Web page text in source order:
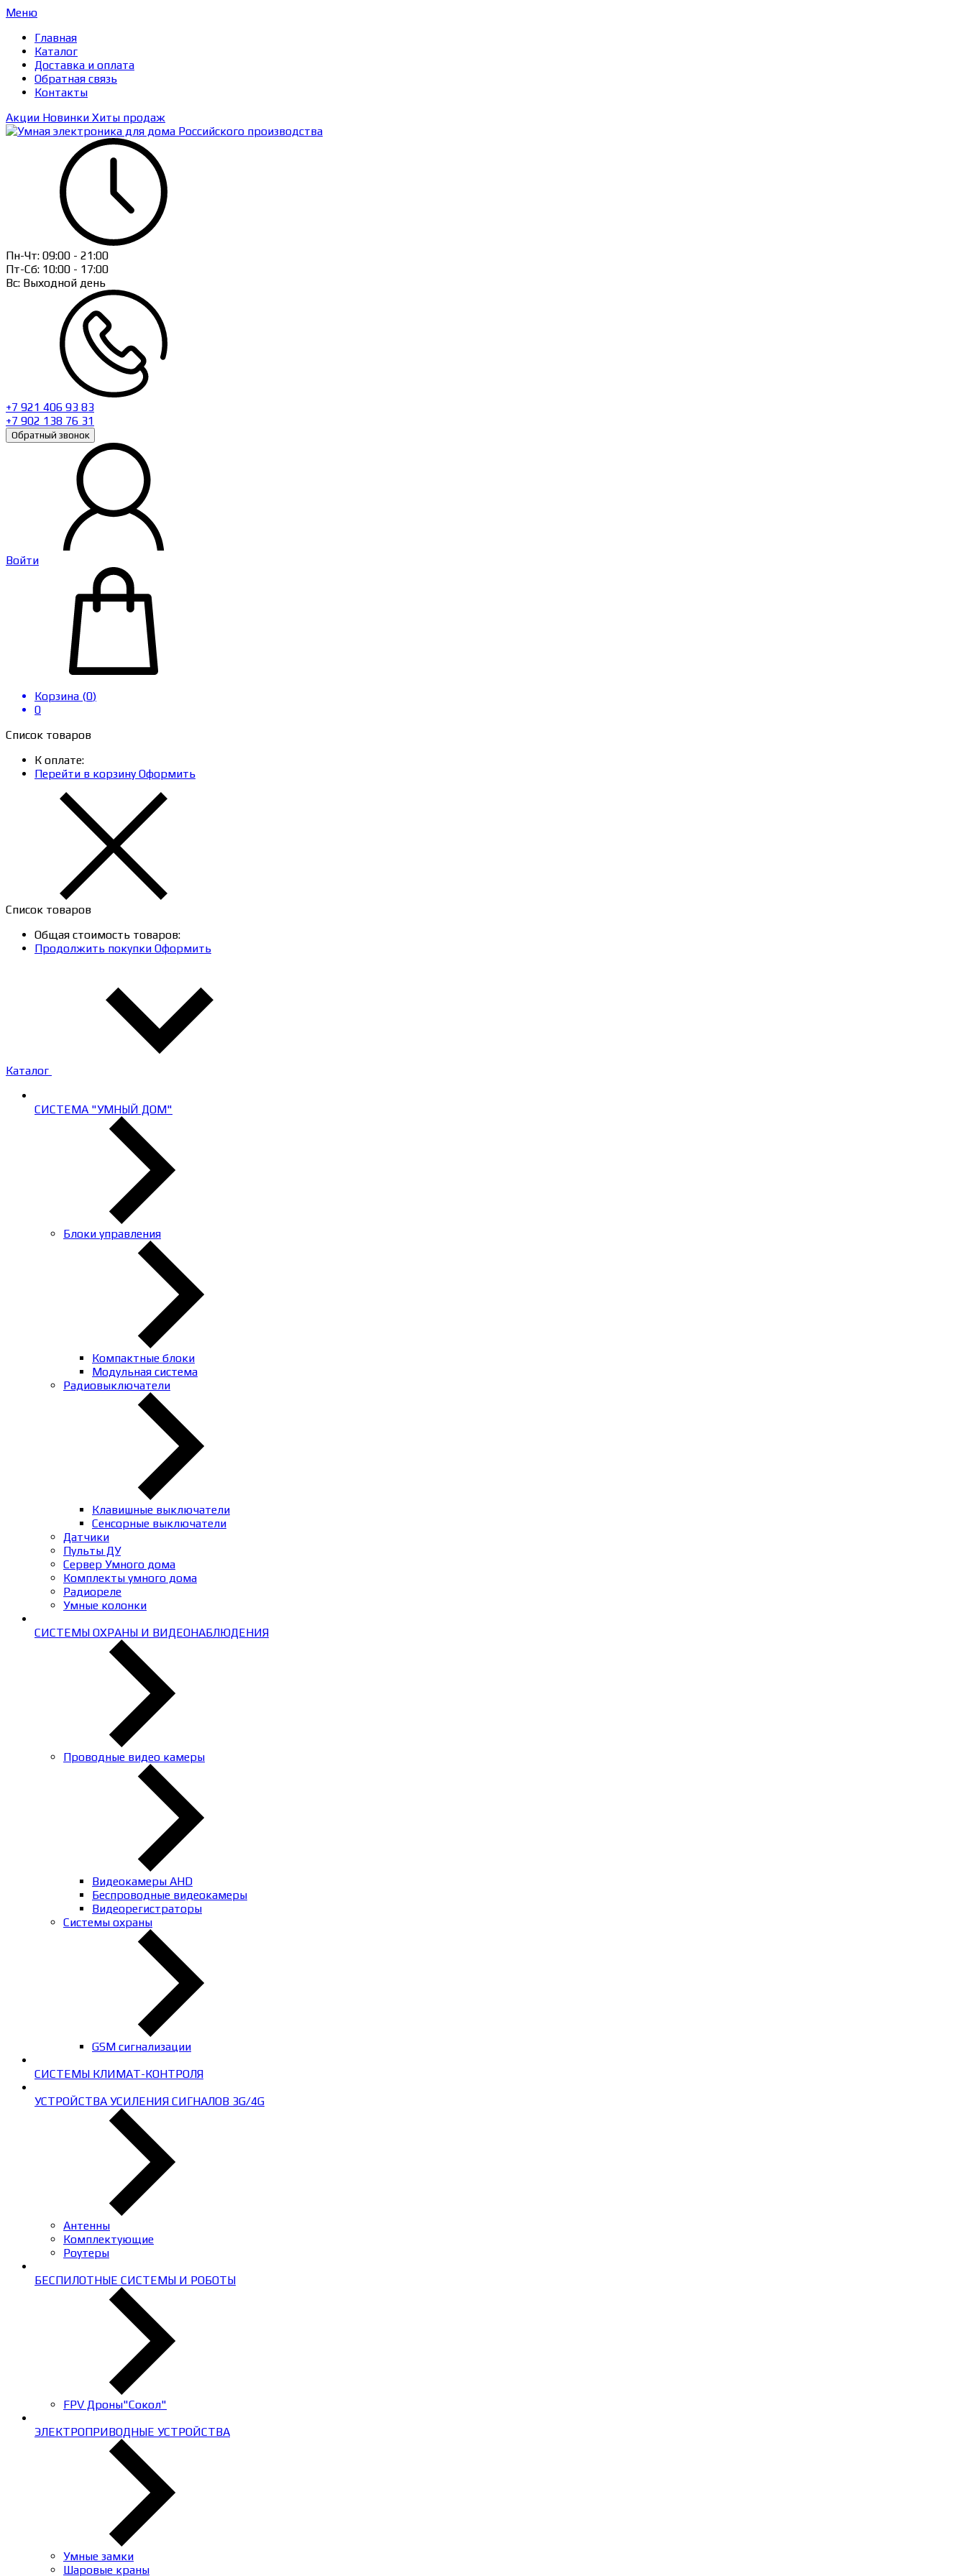
Меню
Главная
Каталог
Доставка и оплата
Обратная связь
Контакты
Акции Новинки Хиты продаж
Пн-Чт: 09:00 - 21:00
Пт-Сб: 10:00 - 17:00
Вс: Выходной день
+7 921 406 93 83
+7 902 138 76 31
Обратный звонок
Войти
Корзина (0)
0
Список товаров
К оплате:
Перейти в корзинуОформить
Список товаров
Общая стоимость товаров:
Продолжить покупки Оформить
Каталог
СИСТЕМА "УМНЫЙ ДОМ"
Блоки управления
Компактные блоки
Модульная система
Радиовыключатели
Клавишные выключатели
Сенсорные выключатели
Датчики
Пульты ДУ
Сервер Умного дома
Комплекты умного дома
Радиореле
Умные колонки
СИСТЕМЫ ОХРАНЫ И ВИДЕОНАБЛЮДЕНИЯ
Проводные видео камеры
Видеокамеры AHD
Беспроводные видеокамеры
Видеорегистраторы
Системы охраны
GSM сигнализации
СИСТЕМЫ КЛИМАТ-КОНТРОЛЯ
УСТРОЙСТВА УСИЛЕНИЯ СИГНАЛОВ 3G/4G
Антенны
Комплектующие
Роутеры
БЕСПИЛОТНЫЕ СИСТЕМЫ И РОБОТЫ
FPV Дроны"Сокол"
ЭЛЕКТРОПРИВОДНЫЕ УСТРОЙСТВА
Умные замки
Шаровые краны